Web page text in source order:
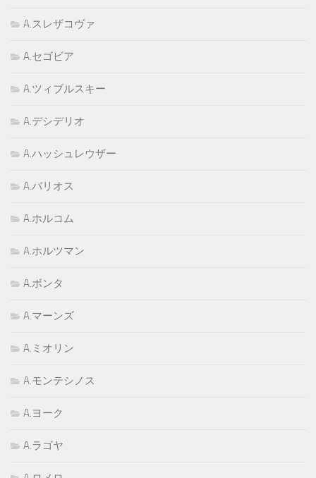
A.スレザコヴァ
A.セゴビア
A.ツィブルスキー
A.デシデリオ
A.ハッシュレウザー
A.バリオス
A.ホルコム
A.ホルツマン
A.ボンタ
A.マーンズ
A.ミオリン
A.モンテシノス
A.ヨーク
A.ラゴヤ